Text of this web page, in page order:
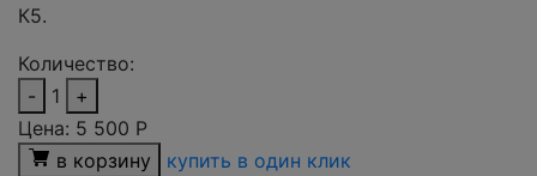
К5.
Количество:
-
1
+
Цена: 5 500 Р
в корзину
купить в один клик